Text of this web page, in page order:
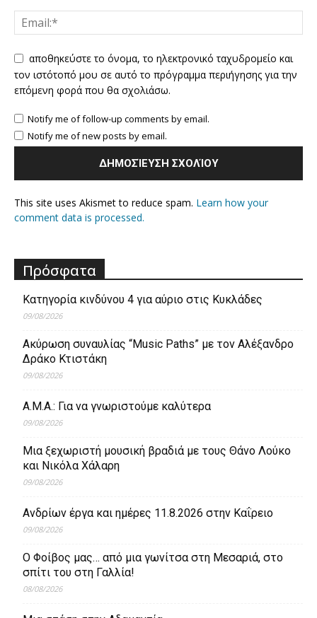
αποθηκεύστε το όνομα, το ηλεκτρονικό ταχυδρομείο και
τον ιστότοπό μου σε αυτό το πρόγραμμα περιήγησης για την
επόμενη φορά που θα σχολιάσω.
Notify me of follow-up comments by email.
Notify me of new posts by email.
This site uses Akismet to reduce spam. Learn how your
comment data is processed.
Πρόσφατα
Κατηγορία κινδύνου 4 για αύριο στις Κυκλάδες
09/08/2026
Ακύρωση συναυλίας “Music Paths” με τον Αλέξανδρο
Δράκο Κτιστάκη
09/08/2026
Α.Μ.Α.: Για να γνωριστούμε καλύτερα
09/08/2026
Μια ξεχωριστή μουσική βραδιά με τους Θάνο Λούκο
και Νικόλα Χάλαρη
09/08/2026
Ανδρίων έργα και ημέρες 11.8.2026 στην Καΐρειο
09/08/2026
Ο Φοίβος μας… από μια γωνίτσα στη Μεσαριά, στο
σπίτι του στη Γαλλία!
08/08/2026